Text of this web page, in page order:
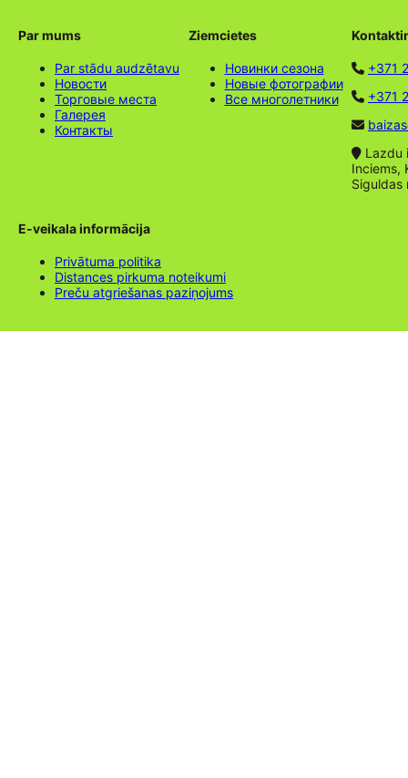
Par mums
Par stādu audzētavu
Новости
Торговые места
Галерея
Контакты
Ziemcietes
Новинки сезона
Новые фотографии
Все многолетники
+371
+371
Lazdu
Inciems,
Siguldas
E-veikala informācija
Privātuma politika
Distances pirkuma noteikumi
Preču atgriešanas paziņojums